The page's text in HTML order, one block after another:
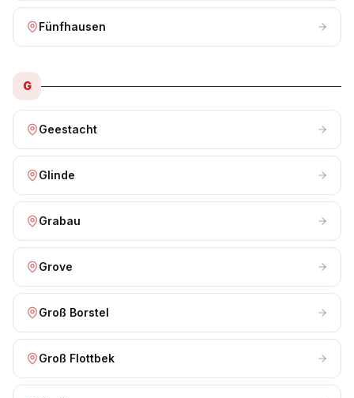
Fünfhausen
G
Geestacht
Glinde
Grabau
Grove
Groß Borstel
Groß Flottbek